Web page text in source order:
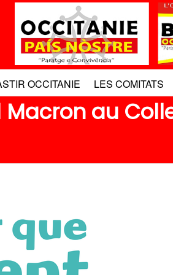
OCCITANIE LES COMITATS
Macron au